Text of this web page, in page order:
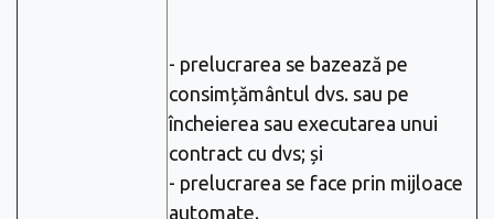
- prelucrarea se bazează pe
consimțământul dvs. sau pe
încheierea sau executarea unui
contract cu dvs; și
- prelucrarea se face prin mijloace
automate.